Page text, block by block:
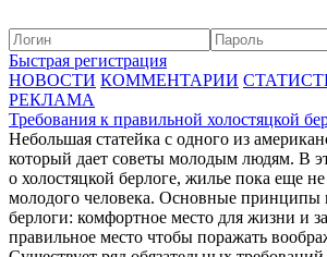
Быстрая регистрация
НОВОСТИ КОММЕНТАРИИ
РЕКЛАМА
Требования к правильной холостяцкой
Небольшая статейка с одного из
который дает советы молодым людям. В
о холостяцкой берлоге, жилье пока еще
молодого человека. Основные принципы
берлоги: комфортное место для жизни и
правильное место чтобы поражать